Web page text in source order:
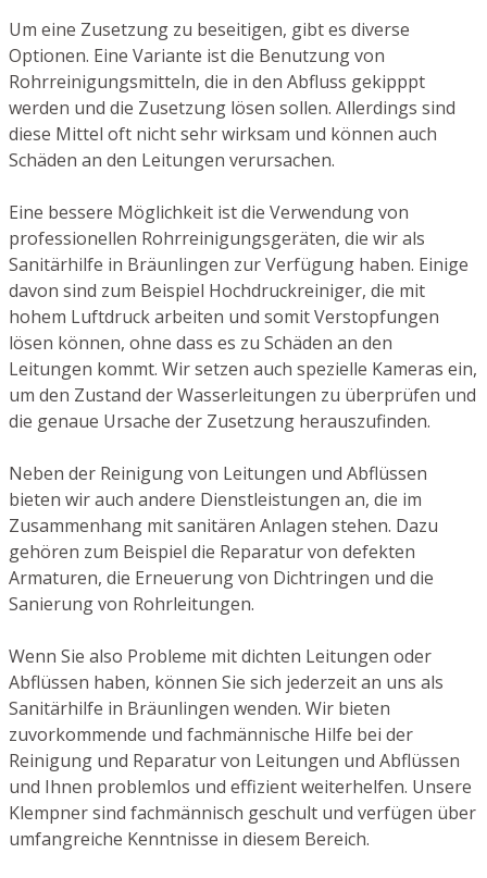
Um eine Zusetzung zu beseitigen, gibt es diverse
Optionen. Eine Variante ist die Benutzung von
Rohrreinigungsmitteln, die in den Abfluss gekipppt
werden und die Zusetzung lösen sollen. Allerdings sind
diese Mittel oft nicht sehr wirksam und können auch
Schäden an den Leitungen verursachen.
Eine bessere Möglichkeit ist die Verwendung von
professionellen Rohrreinigungsgeräten, die wir als
Sanitärhilfe in Bräunlingen zur Verfügung haben. Einige
davon sind zum Beispiel Hochdruckreiniger, die mit
hohem Luftdruck arbeiten und somit Verstopfungen
lösen können, ohne dass es zu Schäden an den
Leitungen kommt. Wir setzen auch spezielle Kameras ein,
um den Zustand der Wasserleitungen zu überprüfen und
die genaue Ursache der Zusetzung herauszufinden.
Neben der Reinigung von Leitungen und Abflüssen
bieten wir auch andere Dienstleistungen an, die im
Zusammenhang mit sanitären Anlagen stehen. Dazu
gehören zum Beispiel die Reparatur von defekten
Armaturen, die Erneuerung von Dichtringen und die
Sanierung von Rohrleitungen.
Wenn Sie also Probleme mit dichten Leitungen oder
Abflüssen haben, können Sie sich jederzeit an uns als
Sanitärhilfe in Bräunlingen wenden. Wir bieten
zuvorkommende und fachmännische Hilfe bei der
Reinigung und Reparatur von Leitungen und Abflüssen
und Ihnen problemlos und effizient weiterhelfen. Unsere
Klempner sind fachmännisch geschult und verfügen über
umfangreiche Kenntnisse in diesem Bereich.